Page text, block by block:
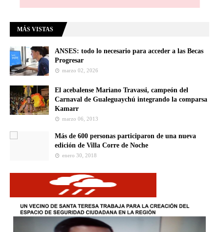
MÁS VISTAS
ANSES: todo lo necesario para acceder a las Becas
Progresar
marzo 02, 2026
El acebalense Mariano Travassi, campeón del
Carnaval de Gualeguaychú integrando la comparsa
Kamarr
marzo 06, 2013
Más de 600 personas participaron de una nueva
edición de Villa Corre de Noche
enero 30, 2018